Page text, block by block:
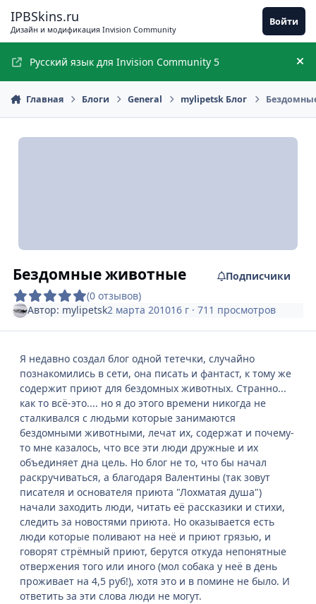
IPBSkins.ru
Дизайн и модификация Invision Community
Войти
Русский язык для Invision Community 5
Главная Блоги General mylipetsk Блог
Бездомные животные
(0 отзывов)
Подписчики
Автор: mylipetsk2 марта 201016 г · 711 просмотров
Я недавно создал блог одной тетечки, случайно
познакомились в сети, она писать и фантаст, к тому же
содержит приют для бездомных животных. Странно...
как то всё-это.... но я до этого времени никогда не
сталкивался с людьми которые занимаются
бездомными животными, лечат их, содержат и почему-
то мне казалось, что все эти люди дружные и их
объединяет дна цель. Но блог не то, что бы начал
раскручиваться, а благодаря Валентины (так зовут
писателя и основателя приюта "Лохматая душа")
начали заходить люди, читать её рассказики и стихи,
следить за новостями приюта. Но оказывается есть
люди которые поливают на неё и приют грязью, и
говорят стрёмный приют, берутся откуда непонятные
отвержения того или иного (мол собака у неё в день
проживает на 4,5 руб!), хотя это и в помине не было. И
ответить за эти слова люди не могут.